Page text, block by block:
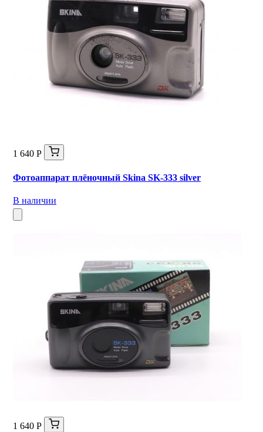
1 640 Р
Фотоаппарат плёночный Skina SK-333 silver
В наличии
1 640 Р